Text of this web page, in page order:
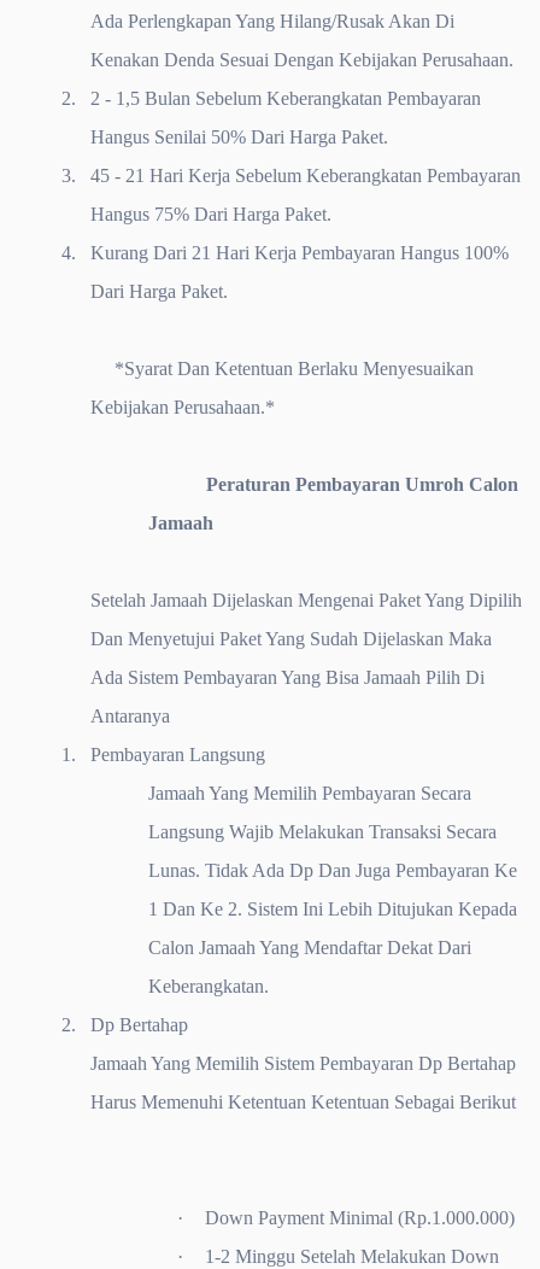
Ada Perlengkapan Yang Hilang/Rusak Akan Di
Kenakan Denda Sesuai Dengan Kebijakan Perusahaan.
2.
2 - 1,5 Bulan Sebelum Keberangkatan Pembayaran
Hangus Senilai 50% Dari Harga Paket.
3.
45 - 21 Hari Kerja Sebelum Keberangkatan Pembayaran
Hangus 75% Dari Harga Paket.
4.
Kurang Dari 21 Hari Kerja Pembayaran Hangus 100%
Dari Harga Paket.
*Syarat Dan Ketentuan Berlaku Menyesuaikan
Kebijakan Perusahaan.*
Peraturan Pembayaran Umroh Calon
Jamaah
Setelah Jamaah Dijelaskan Mengenai Paket Yang Dipilih
Dan Menyetujui Paket Yang Sudah Dijelaskan Maka
Ada Sistem Pembayaran Yang Bisa Jamaah Pilih Di
Antaranya
1.
Pembayaran Langsung
Jamaah Yang Memilih Pembayaran Secara
Langsung Wajib Melakukan Transaksi Secara
Lunas. Tidak Ada Dp Dan Juga Pembayaran Ke
1 Dan Ke 2. Sistem Ini Lebih Ditujukan Kepada
Calon Jamaah Yang Mendaftar Dekat Dari
Keberangkatan.
2.
Dp Bertahap
Jamaah Yang Memilih Sistem Pembayaran Dp Bertahap
Harus Memenuhi Ketentuan Ketentuan Sebagai Berikut
·
Down Payment Minimal (Rp.1.000.000)
·
1-2 Minggu Setelah Melakukan Down